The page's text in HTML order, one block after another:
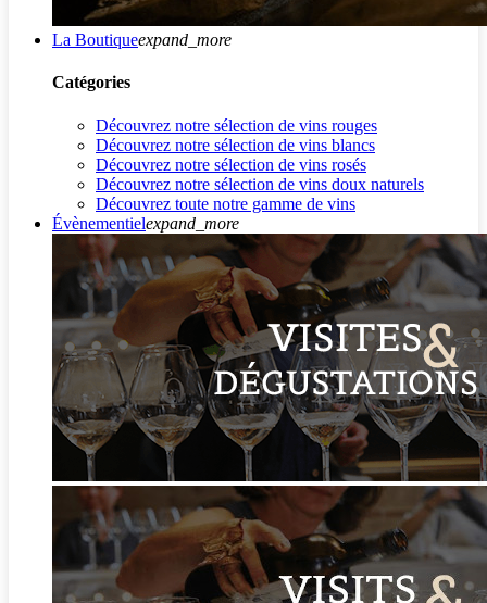
La Boutiqueexpand_more
Catégories
Découvrez notre sélection de vins rouges
Découvrez notre sélection de vins blancs
Découvrez notre sélection de vins rosés
Découvrez notre sélection de vins doux naturels
Découvrez toute notre gamme de vins
Évènementielexpand_more